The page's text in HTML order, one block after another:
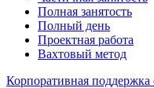
Полная занятость
Полный день
Проектная работа
Вахтовый метод
Корпоративная поддержка